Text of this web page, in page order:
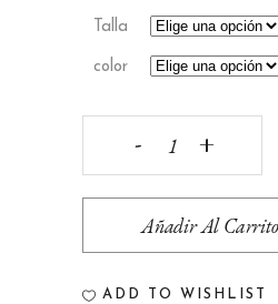
Talla
color
Sunbelt
Añadir Al Carrito
ADD TO WISHLIST